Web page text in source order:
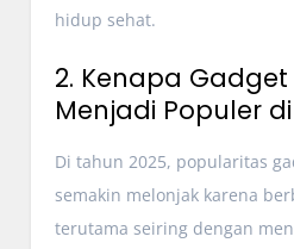
hidup sehat.
2. Kenapa
Menjadi Populer di
Di tahun 2025, popularitas
semakin melonjak karena
terutama seiring dengan